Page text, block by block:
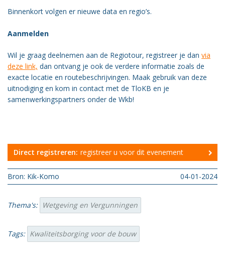
Binnenkort volgen er nieuwe data en regio’s.
Aanmelden
Wil je graag deelnemen aan de Regiotour, registreer je dan via
deze link, dan ontvang je ook de verdere informatie zoals de
exacte locatie en routebeschrijvingen. Maak gebruik van deze
uitnodiging en kom in contact met de TloKB en je
samenwerkingspartners onder de Wkb!
Direct registreren: registreer u voor dit evenement
Bron: Kik-Komo 04-01-2024
Thema's: Wetgeving en Vergunningen
Tags: Kwaliteitsborging voor de bouw